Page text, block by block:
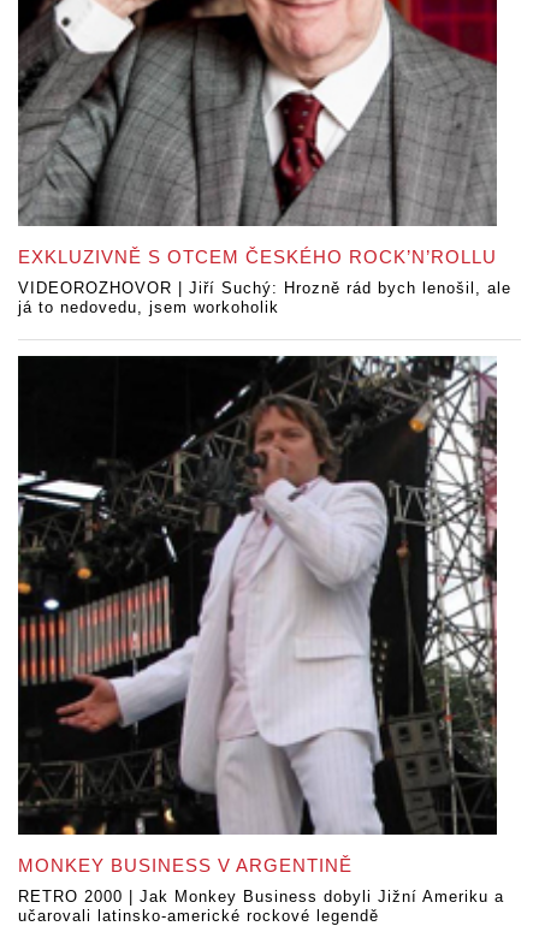
EXKLUZIVNĚ S OTCEM ČESKÉHO ROCK’N’ROLLU
VIDEOROZHOVOR | Jiří Suchý: Hrozně rád bych lenošil, ale
já to nedovedu, jsem workoholik
MONKEY BUSINESS V ARGENTINĚ
RETRO 2000 | Jak Monkey Business dobyli Jižní Ameriku a
učarovali latinsko-americké rockové legendě